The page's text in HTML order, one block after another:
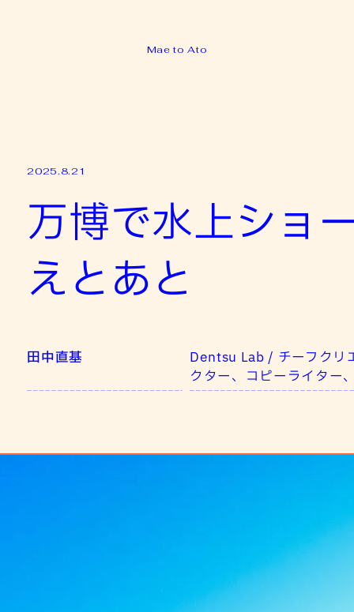
Mae to Ato
2025.8.21
万博で水上ショ
えとあと
田中直基
Dentsu Lab / チーフクリ
クター、コピーライター